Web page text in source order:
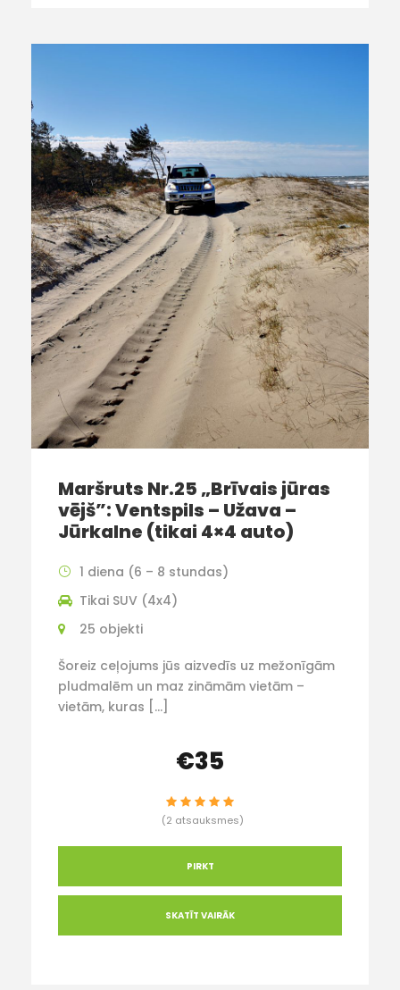
Maršruts Nr.25 „Brīvais jūras
vējš”: Ventspils – Užava –
Jūrkalne (tikai 4×4 auto)
1 diena (6 – 8 stundas)
Tikai SUV (4x4)
25 objekti
Šoreiz ceļojums jūs aizvedīs uz mežonīgām
pludmalēm un maz zināmām vietām –
vietām, kuras […]
€35
(2 atsauksmes)
PIRKT
SKATĪT VAIRĀK